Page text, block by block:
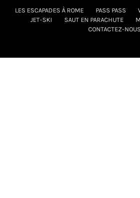
LES ESCAPADES À ROME PASS PASS
JET-SKI
SAUT EN PARACHUTE
CONTACTEZ-NOUS